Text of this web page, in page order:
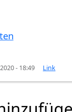
- 18:49 Link